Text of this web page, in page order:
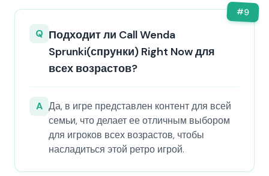
#9
Q Подходит ли Call Wenda
Sprunki(спрунки) Right Now для
всех возрастов?
A Да, в игре представлен контент для всей
семьи, что делает ее отличным выбором
для игроков всех возрастов, чтобы
насладиться этой ретро игрой.